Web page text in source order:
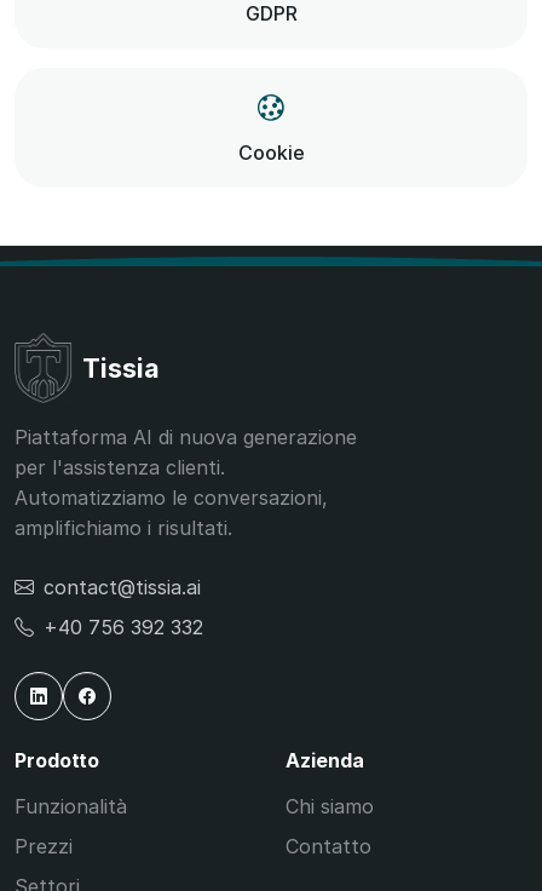
GDPR
Cookie
Tissia
Piattaforma AI di nuova generazione
per l'assistenza clienti.
Automatizziamo le conversazioni,
amplifichiamo i risultati.
contact@tissia.ai
+40 756 392 332
Prodotto
Funzionalità
Prezzi
Settori
Azienda
Chi siamo
Contatto